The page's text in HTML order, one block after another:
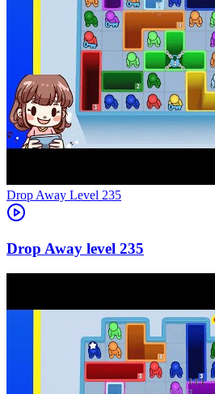
Level 235
235